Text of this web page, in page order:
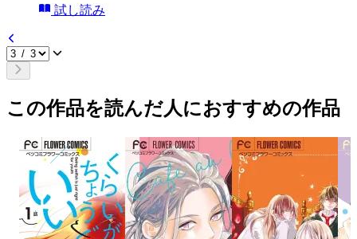
試し読み
この作品を読んだ人におすすめの作品